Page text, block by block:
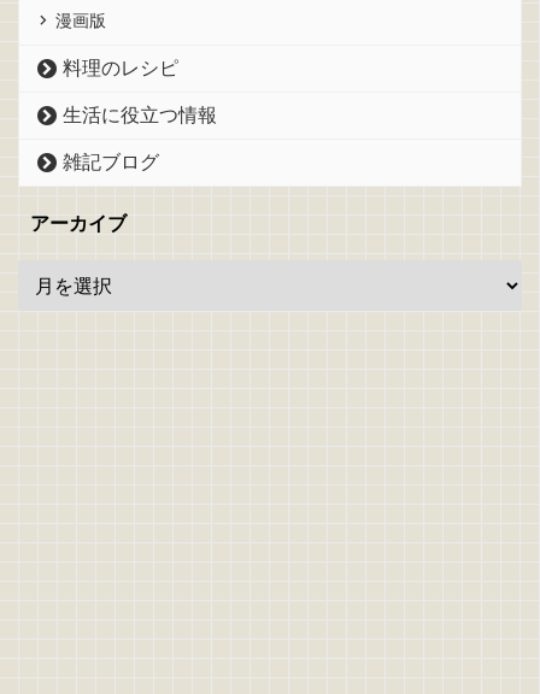
漫画版
料理のレシピ
生活に役立つ情報
雑記ブログ
アーカイブ